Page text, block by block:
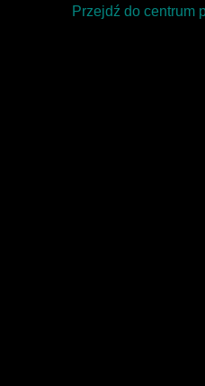
Przejdź do centrum